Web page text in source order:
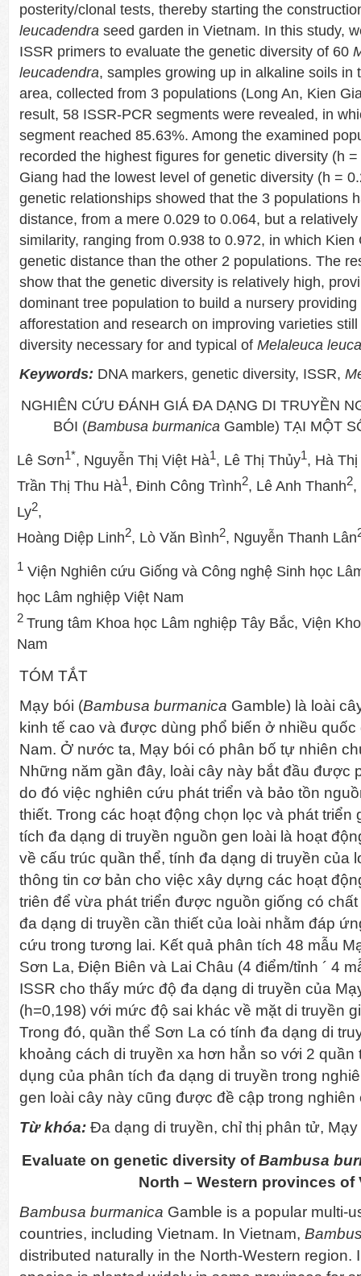
posterity/clonal tests, thereby starting the
leucadendra seed garden in Vietnam. In this study,
ISSR primers to evaluate the genetic diversity of 60
leucadendra, samples growing up in alkaline soils in
area, collected from 3 populations (Long An, Kien
result, 58 ISSR-PCR segments were revealed, in
segment reached 85.63%. Among the examined
recorded the highest figures for genetic diversity (h
Giang had the lowest level of genetic diversity (h =
genetic relationships showed that the 3 populations
distance, from a mere 0.029 to 0.064, but a
similarity, ranging from 0.938 to 0.972, in which Kien
genetic distance than the other 2 populations. The
show that the genetic diversity is relatively high,
dominant tree population to build a nursery
afforestation and research on improving varieties
diversity necessary for and typical of Melaleuca
Keywords: DNA markers, genetic diversity, ISSR,
NGHIÊN CỨU ĐÁNH GIÁ ĐA DẠNG DI TRUYỀN
BÓI (Bambusa burmanica Gamble) TẠI MỘT
Lê Sơn1*, Nguyễn Thị Việt Hà1, Lê Thị Thủy1, Hà
Trần Thị Thu Hà1, Đinh Công Trình2, Lê Anh Thanh2,
Ly2,
Hoàng Diệp Linh2, Lò Văn Bình2, Nguyễn Thanh Lân
1 Viện Nghiên cứu Giống và Công nghệ Sinh học
học Lâm nghiệp Việt Nam
2 Trung tâm Khoa học Lâm nghiệp Tây Bắc, Viện
Nam
TÓM TẮT
Mạy bói (Bambusa burmanica Gamble) là loài
kinh tế cao và được dùng phổ biến ở nhiều quốc
Nam. Ở nước ta, Mạy bói có phân bố tự nhiên
Những năm gần đây, loài cây này bắt đầu được
do đó việc nghiên cứu phát triển và bảo tồn
thiết. Trong các hoạt động chọn lọc và phát
tích đa dạng di truyền nguồn gen loài là hoạt
về cấu trúc quần thể, tính đa dạng di truyền của
thông tin cơ bản cho việc xây dựng các hoạt
triên để vừa phát triển được nguồn giống có
đa dạng di truyền cần thiết của loài nhằm đáp
cứu trong tương lai. Kết quả phân tích 48 mẫu
Sơn La, Điện Biên và Lai Châu (4 điểm/tỉnh ´ 4
ISSR cho thấy mức độ đa dạng di truyền của
(h=0,198) với mức độ sai khác về mặt di truyền
Trong đó, quần thể Sơn La có tính đa dạng di
khoảng cách di truyền xa hơn hẳn so với 2 quần
dụng của phân tích đa dạng di truyền trong
gen loài cây này cũng được đề cập trong nghiên
Từ khóa: Đa dạng di truyền, chỉ thị phân tử, Mạy
Evaluate on genetic diversity ofBambusa
North – Western provinces of
Bambusa burmanica Gamble is a popular multi-
countries, including Vietnam. In Vietnam,
distributed naturally in the North-Western region.